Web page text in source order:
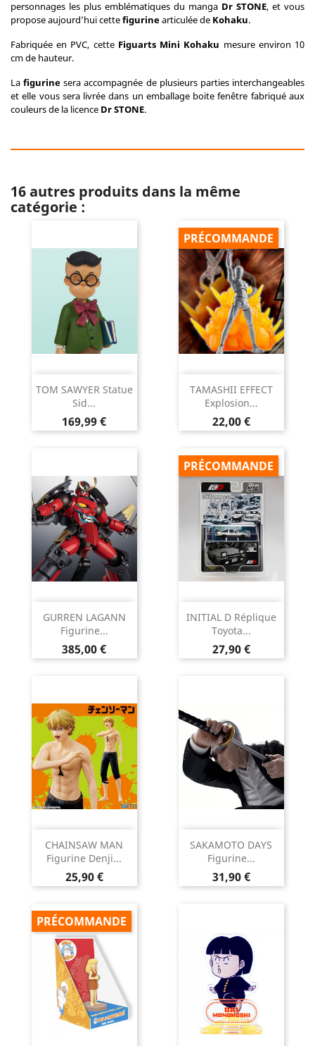
personnages les plus emblématiques du manga Dr STONE, et vous
propose aujourd’hui cettefigurinearticulée de Kohaku.
Fabriquée en PVC, cette Figuarts Mini Kohaku mesure environ 10
cm de hauteur.
La figurine sera accompagnée de plusieurs parties interchangeables
et elle vous sera livrée dans un emballage boite fenêtre fabriqué aux
couleurs de la licence Dr STONE.
16 autres produits dans la même
catégorie :
TOM SAWYER Statue
Sid...
Prix
169,99 €
TAMASHII EFFECT
Explosion...
Prix
22,00 €
PRÉCOMMANDE
GURREN LAGANN
Figurine...
Prix
385,00 €
INITIAL D Réplique
Toyota...
Prix
27,90 €
PRÉCOMMANDE
CHAINSAW MAN
Figurine Denji...
Prix
25,90 €
SAKAMOTO DAYS
Figurine...
Prix
31,90 €
PRÉCOMMANDE